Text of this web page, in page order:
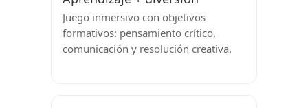
Juego inmersivo con objetivos
formativos: pensamiento crítico,
comunicación y resolución creativa.